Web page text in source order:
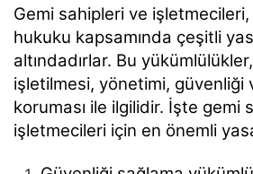
Gemi sahipleri ve
hukuku kapsamında çeşitli
altındadırlar. Bu
işletilmesi, yönetimi, güvenliği
koruması ile ilgilidir. İşte gemi
işletmecileri için en önemli